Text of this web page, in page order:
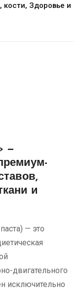
кости, Здоровье и
—
и
— это
двигательного
исключительно